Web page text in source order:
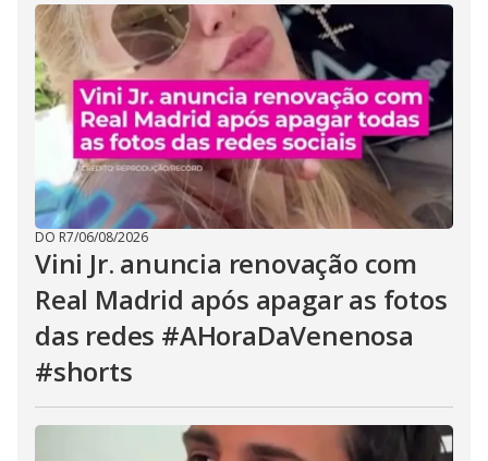
DO R7/06/08/2026
Vini Jr. anuncia renovação com
Real Madrid após apagar as fotos
das redes #AHoraDaVenenosa
#shorts